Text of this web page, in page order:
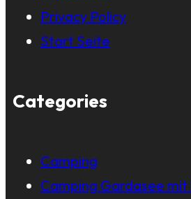
Privacy Policy
Start Seite
Categories
Camping
Camping Gardasee mit